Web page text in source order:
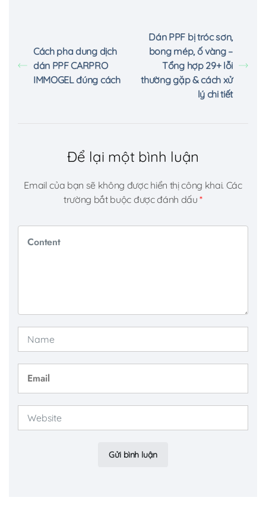
Cách pha dung dịch
dán PPF CARPRO
IMMOGEL đúng cách
Dán PPF bị tróc sơn,
bong mép, ố vàng –
Tổng hợp 29+ lỗi
thường gặp & cách xử
lý chi tiết
Để lại một bình luận
Email của bạn sẽ không được hiển thị công khai. Các
trường bắt buộc được đánh dấu*